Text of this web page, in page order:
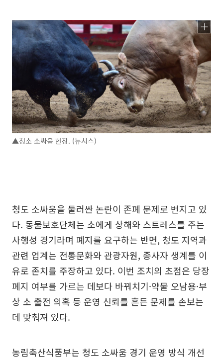
▲청소 소싸움 현장. (뉴시스)
청도 소싸움을 둘러싼 논란이 존폐 문제로 번지고 있
다. 동물보호단체는 소에게 상해와 스트레스를 주는
사행성 경기라며 폐지를 요구하는 반면, 청도 지역과
관련 업계는 전통문화와 관광자원, 종사자 생계를 이
유로 존치를 주장하고 있다. 이번 조치의 초점은 당장
폐지 여부를 가르는 데보다 바꿔치기·약물 오남용·부
상 소 출전 의혹 등 운영 신뢰를 흔든 문제를 손보는
데 맞춰져 있다.
농림축산식품부는 청도 소싸움 경기 운영 방식 개선